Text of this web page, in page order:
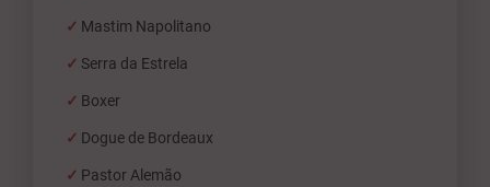
Mastim Napolitano
Serra da Estrela
Boxer
Dogue de Bordeaux
Pastor Alemão